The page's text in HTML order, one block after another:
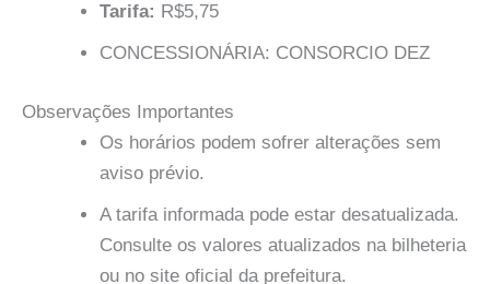
Tarifa: R$5,75
CONCESSIONÁRIA: CONSORCIO DEZ
Observações Importantes
Os horários podem sofrer alterações sem
aviso prévio.
A tarifa informada pode estar desatualizada.
Consulte os valores atualizados na bilheteria
ou no site oficial da prefeitura.